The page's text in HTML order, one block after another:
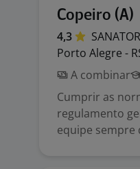
Copeiro (A)
4,3
Porto Alegre -
A combinar
Cumprir as
regulamento
equipe sempre